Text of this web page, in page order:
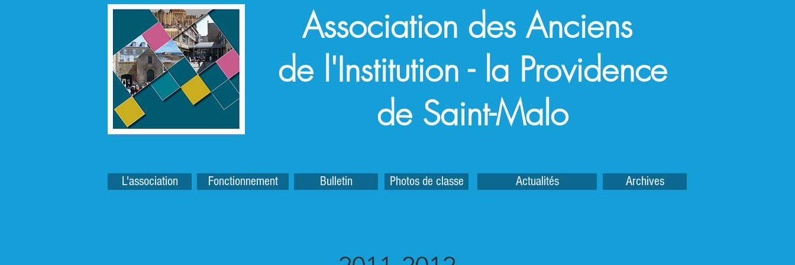
Association des Anciens
de l'Institution - la Providence
de Saint-Malo
L'association Fonctionnement Bulletin Photos de classe Actualités Archives